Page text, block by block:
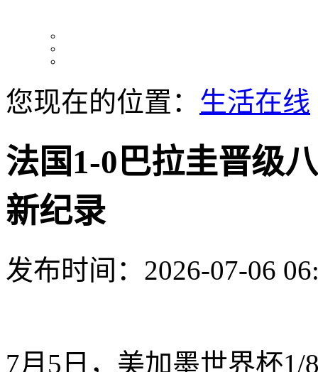
您现在的位置： 生活在线
法国1-0巴拉圭晋级
新纪录
发布时间：2026-07-06
7月5日，美加墨世界杯